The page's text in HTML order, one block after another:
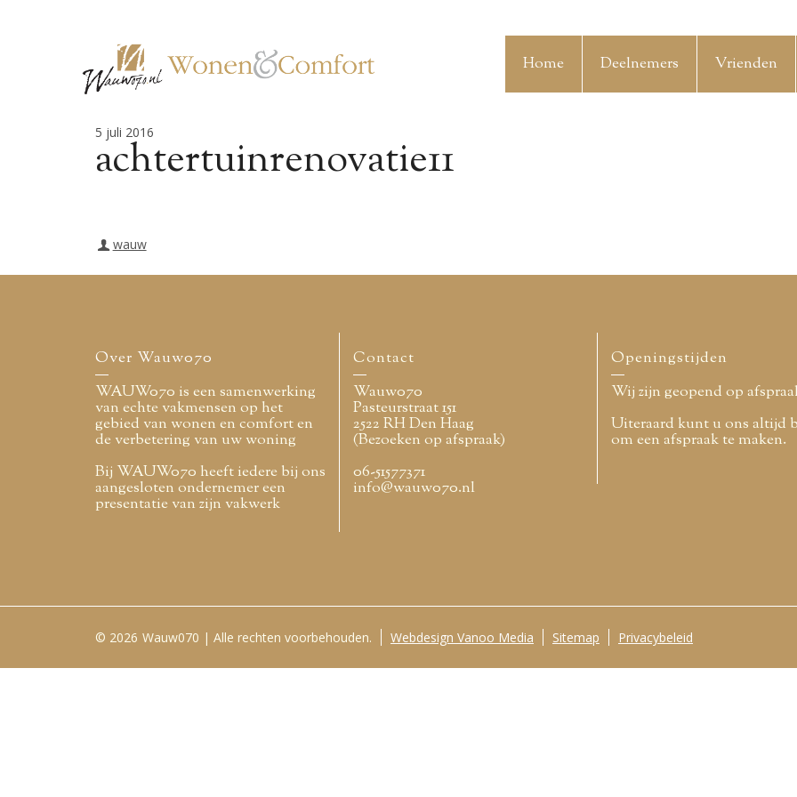
Home Deelnemers Vrienden
5 juli 2016
achtertuinrenovatie11
wauw
Over Wauw070
WAUW070 is een samenwerking
van echte vakmensen op het
gebied van wonen en comfort en
de verbetering van uw woning
Bij WAUW070 heeft iedere bij ons
aangesloten ondernemer een
presentatie van zijn vakwerk
Contact
Wauw070
Pasteurstraat 151
2522 RH Den Haag
(Bezoeken op afspraak)
06-51577371
info@wauw070.nl
Openingstijden
Wij zijn geopend op
Uiteraard kunt u ons altijd
om een afspraak te maken.
© 2026 Wauw070 | Alle rechten voorbehouden. Webdesign Vanoo Media Sitemap Privacybeleid